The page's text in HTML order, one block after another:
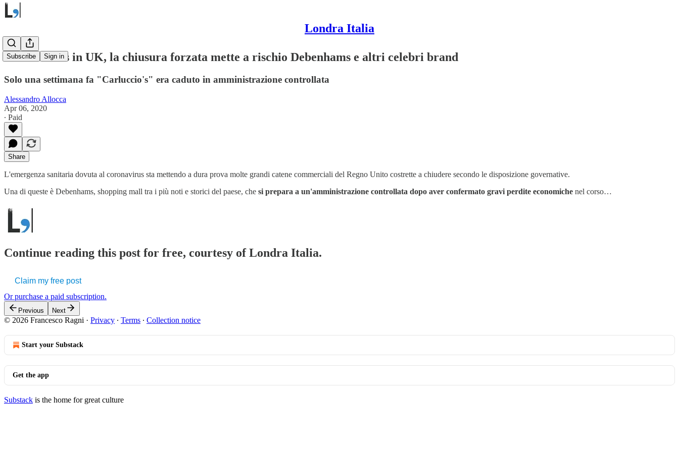
Londra Italia
Subscribe Sign in
Coronavirus in UK, la chiusura forzata mette a rischio Debenhams e altri celebri brand
Solo una settimana fa "Carluccio's" era caduto in amministrazione controllata
Alessandro Allocca
Apr 06, 2020
∙ Paid
Share
L'emergenza sanitaria dovuta al coronavirus sta mettendo a dura prova molte grandi catene commerciali del Regno Unito costrette a chiudere secondo le disposizione governative.
Una di queste è Debenhams, shopping mall tra i più noti e storici del paese, che si prepara a un'amministrazione controllata dopo aver confermato gravi perdite economiche nel corso…
Continue reading this post for free, courtesy of Londra Italia.
Claim my free post
Or purchase a paid subscription.
Previous Next
© 2026 Francesco Ragni · Privacy ∙ Terms ∙ Collection notice
Start your Substack
Get the app
Substack is the home for great culture